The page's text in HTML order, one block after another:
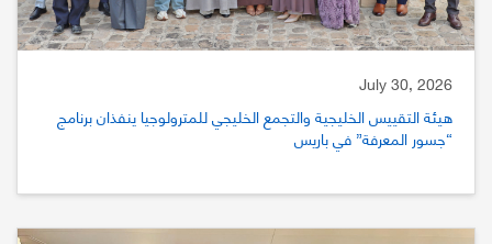
July 30, 2026
هيئة التقييس الخليجية والتجمع الخليجي للمترولوجيا ينفذان برنامج
“جسور المعرفة” في باريس